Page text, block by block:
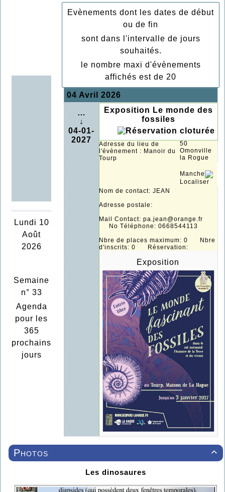
Lundi 10
Août
2026
Semaine
n° 33
Agenda
pour les
365
prochains
jours
Evènements dont les dates de début
ou de fin
sont dans l'intervalle de jours
souhaités.
le nombre maxi d'évènements
affichés est de 20
04 Avril 2026
…
↓
04-01-
2027
Exposition Le monde des
fossiles
Adresse du lieu de
l'évènement : Manoir du
Tourp
50
Omonville
la Rogue
Manche
Localiser
Nom de contact: JEAN
Adresse postale:
Mail Contact: pa.jean@orange.fr
No Téléphone: 0668544113
Nbre de places maximum: 0 Nbre
d'inscrits: 0 Réservation:
Exposition

Photos
Les dinosaures